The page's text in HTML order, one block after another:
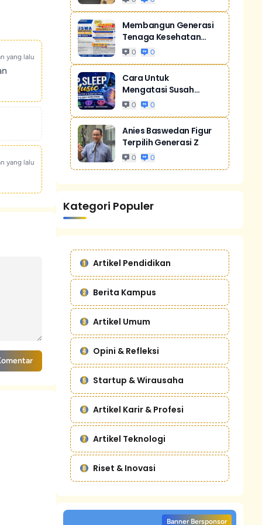
yang lalu
yang lalu
Membangun Generasi
Tenaga Kesehatan
Unggul Dan Men...
0 0
Cara Untuk
Mengatasi Susah
Tidur Akibat Stres
0 0
Anies Baswedan Figur
Terpilih Generasi Z
0 0
Kategori Populer
Artikel Pendidikan
Berita Kampus
Artikel Umum
Opini & Refleksi
Startup & Wirausaha
Artikel Karir & Profesi
Artikel Teknologi
Riset & Inovasi
Banner Bersponsor